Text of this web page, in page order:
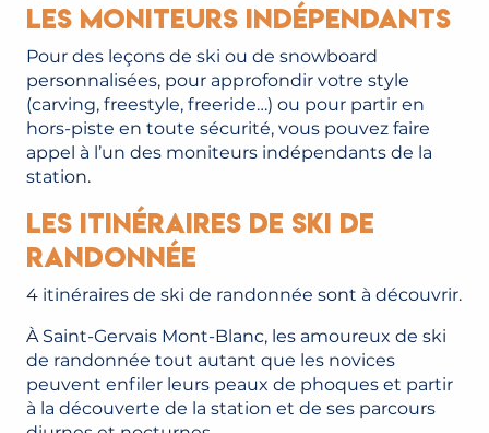
Les moniteurs indépendants
Pour des leçons de ski ou de snowboard
personnalisées, pour approfondir votre style
(carving, freestyle, freeride…) ou pour partir en
hors-piste en toute sécurité, vous pouvez faire
appel à l’un des moniteurs indépendants de la
station.
Les itinéraires de ski de
randonnée
4 itinéraires de ski de randonnée sont à découvrir.
À Saint-Gervais Mont-Blanc, les amoureux de ski
de randonnée tout autant que les novices
peuvent enfiler leurs peaux de phoques et partir
à la découverte de la station et de ses parcours